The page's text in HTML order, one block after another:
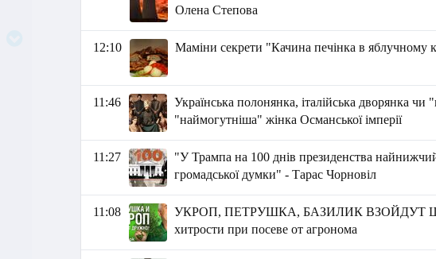
Олена Степова
12:10 Маміни секрети "Качина печінка в яблучному
11:46
Українська полонянка, італійська дворянка чи
"наймогутніша" жінка Османської імперії
11:27
"У Трампа на 100 днів президенства
громадської думки" - Тарас Чорновіл
11:08
УКРОП, ПЕТРУШКА, БАЗИЛИК ВЗОЙДУТ
хитрости при посеве от агронома